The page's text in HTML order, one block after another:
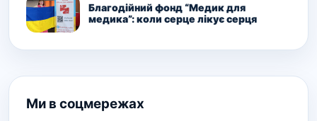
Благодійний фонд “Медик для
медика”: коли серце лікує серця
Ми в соцмережах